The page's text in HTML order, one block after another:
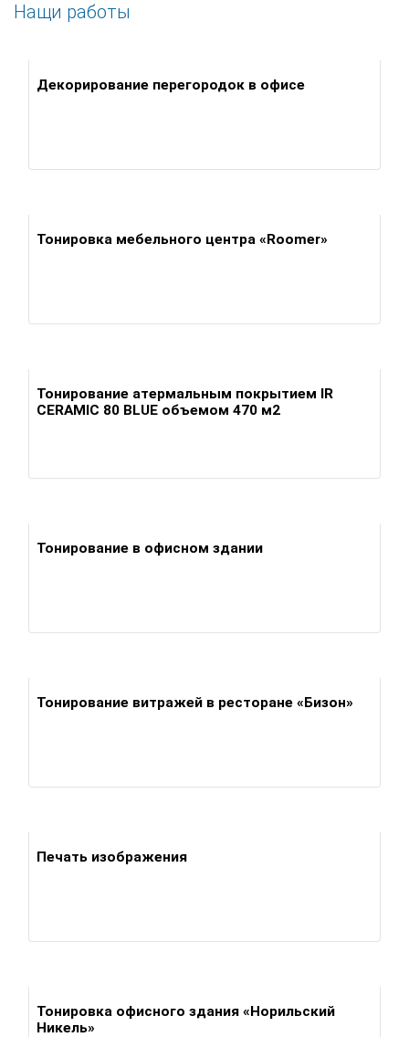
Нащи работы
Декорирование перегородок в офисе
Тонировка мебельного центра «Roomer»
Тонирование атермальным покрытием IR
CERAMIC 80 BLUE объемом 470 м2
Тонирование в офисном здании
Тонирование витражей в ресторане «Бизон»
Печать изображения
Тонировка офисного здания «Норильский
Никель»